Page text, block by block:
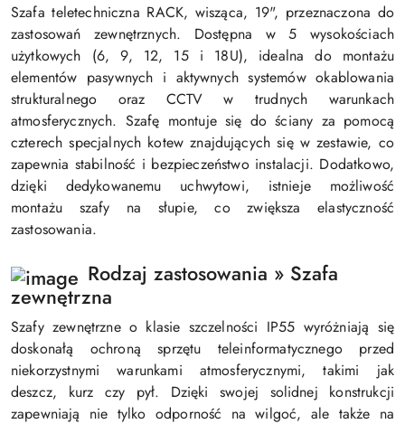
Szafa teletechniczna RACK, wisząca, 19", przeznaczona do
zastosowań zewnętrznych. Dostępna w 5 wysokościach
użytkowych (6, 9, 12, 15 i 18U), idealna do montażu
elementów pasywnych i aktywnych systemów okablowania
strukturalnego oraz CCTV w trudnych warunkach
atmosferycznych. Szafę montuje się do ściany za pomocą
czterech specjalnych kotew znajdujących się w zestawie, co
zapewnia stabilność i bezpieczeństwo instalacji. Dodatkowo,
dzięki dedykowanemu uchwytowi, istnieje możliwość
montażu szafy na słupie, co zwiększa elastyczność
zastosowania.
Rodzaj zastosowania » Szafa
zewnętrzna
Szafy zewnętrzne o klasie szczelności IP55 wyróżniają się
doskonałą ochroną sprzętu teleinformatycznego przed
niekorzystnymi warunkami atmosferycznymi, takimi jak
deszcz, kurz czy pył. Dzięki swojej solidnej konstrukcji
zapewniają nie tylko odporność na wilgoć, ale także na